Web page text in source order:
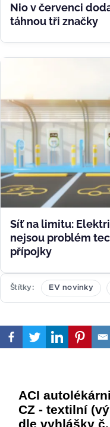
Nio v červenci
táhnou tři značky
Síť na limitu:
nejsou problém
přípojky
Štítky EV novinky